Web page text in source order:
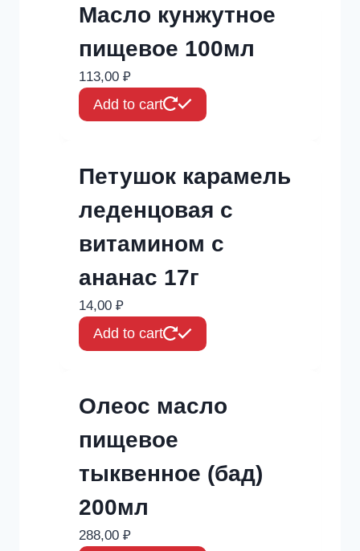
Масло кунжутное
пищевое 100мл
113,00 ₽
Add to cart
Петушок карамель
леденцовая с
витамином с
ананас 17г
14,00 ₽
Add to cart
Олеос масло
пищевое
тыквенное (бад)
200мл
288,00 ₽